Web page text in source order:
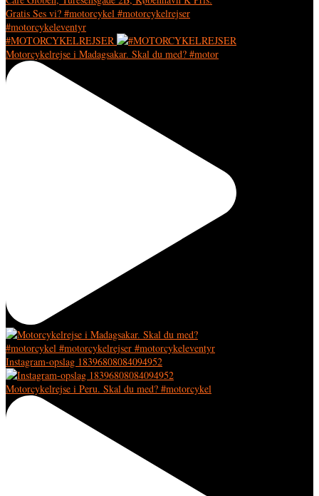
#MOTORCYKELREJSER
Motorcykelrejse i Madagsakar. Skal du med? #motor
Instagram-opslag 18396808084094952
Motorcykelrejse i Peru. Skal du med? #motorcykel